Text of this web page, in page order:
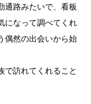
通路みたいで、看板
になって調べてくれ
偶然の出会いから始
で訪れてくれること